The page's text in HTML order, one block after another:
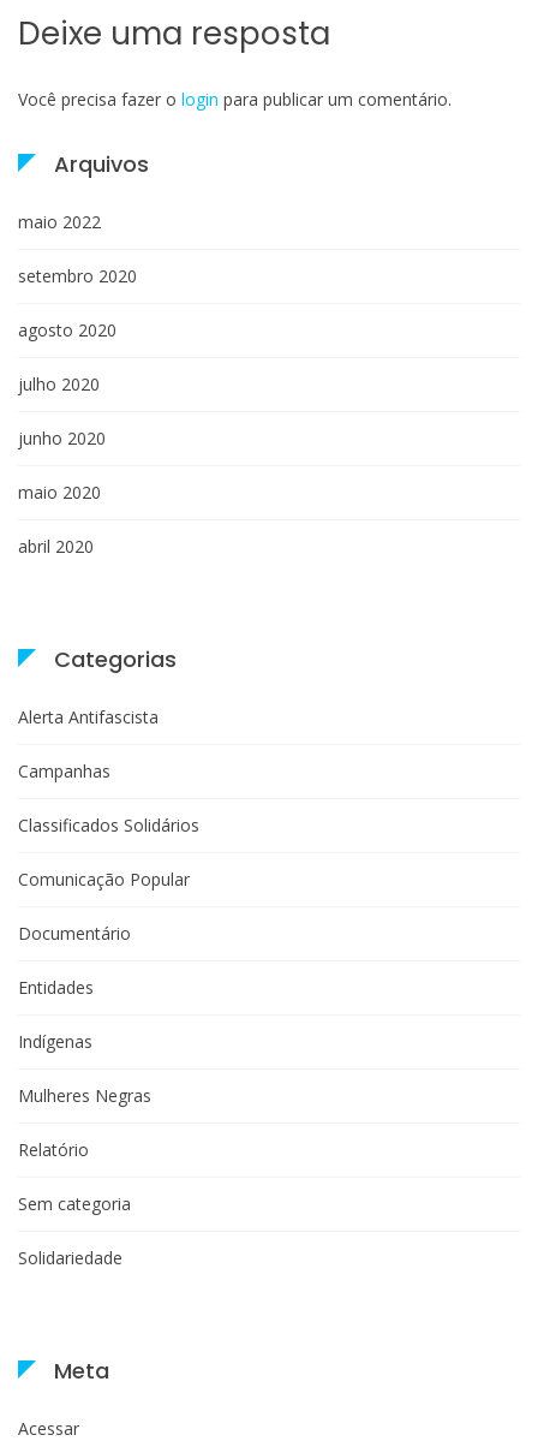
Deixe uma resposta
Você precisa fazer o login para publicar um comentário.
Arquivos
maio 2022
setembro 2020
agosto 2020
julho 2020
junho 2020
maio 2020
abril 2020
Categorias
Alerta Antifascista
Campanhas
Classificados Solidários
Comunicação Popular
Documentário
Entidades
Indígenas
Mulheres Negras
Relatório
Sem categoria
Solidariedade
Meta
Acessar